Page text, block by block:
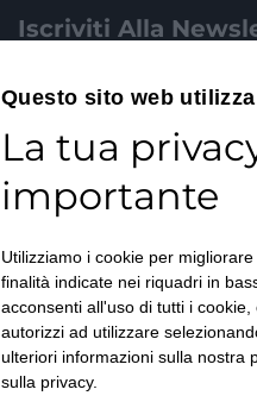
Iscriviti Alla
Email*
Privacy Policy*
ISCRIVITI
Questo sito web
La tua
importante
Utilizziamo i cookie per
finalità indicate nei riquadri in
acconsenti all'uso di tutti i
autorizzi ad utilizzare
ulteriori informazioni sulla nostra
sulla privacy.